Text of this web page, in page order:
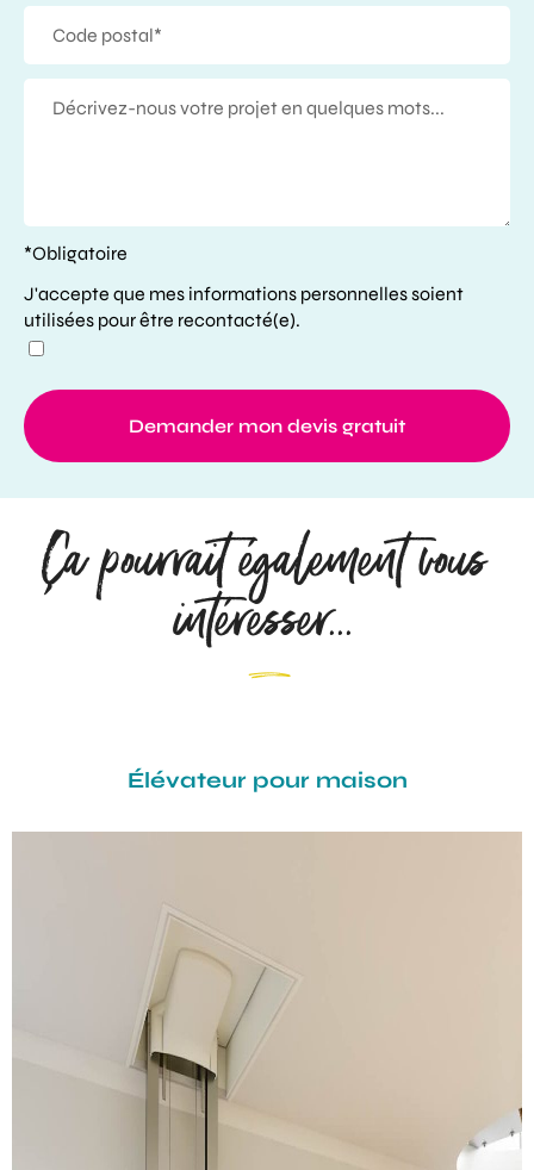
*Obligatoire
J'accepte que mes informations personnelles soient
utilisées pour être recontacté(e).
Demander mon devis gratuit
Ça pourrait également vous
intéresser...
Z
Élévateur pour maison